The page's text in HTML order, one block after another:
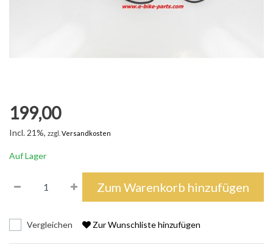
199,00
Incl. 21%, zzgl. Versandkosten
Auf Lager
Zum Warenkorb hinzufügen
Vergleichen Zur Wunschliste hinzufügen